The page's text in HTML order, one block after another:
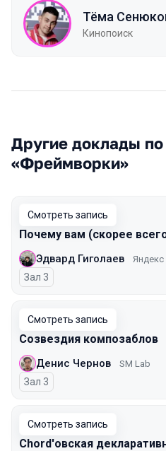
Тёма
Кинопоиск
Другие доклады
«Фреймворки»
Смотреть запись
Почему вам (скорее
Эдвард Гиголаев Яндекс
Зал 3
Смотреть запись
Созвездия композаблов
Денис Чернов SM Lab
Зал 3
Смотреть запись
Chord'овская